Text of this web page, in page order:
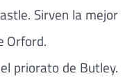
Sirven la mejor
Orford.
priorato de Butley.